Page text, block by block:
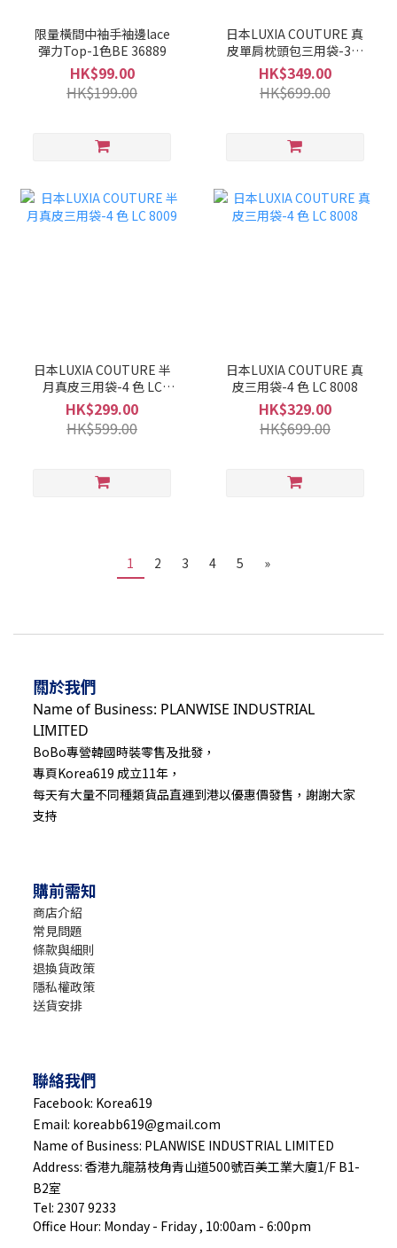
限量橫間中袖手袖邊lace
彈力Top-1色BE 36889
HK$99.00
HK$199.00
日本LUXIA COUTURE 真
皮單肩枕頭包三用袋-3色
LC 8010
HK$349.00
HK$699.00
日本LUXIA COUTURE 半
月真皮三用袋-4 色 LC
8009
HK$299.00
HK$599.00
日本LUXIA COUTURE 真
皮三用袋-4 色 LC 8008
HK$329.00
HK$699.00
1 2 3 4 5 »
關於我們
Name of Business: PLANWISE INDUSTRIAL
LIMITED
BoBo專營韓國時裝零售及批發，
專頁Korea619 成立11年，
每天有大量不同種類貨品直運到港以優惠價發售，謝謝大家
支持
購前需知
商店介紹
常見問題
條款與細則
退換貨政策
隱私權政策
送貨安排
聯絡我們
Facebook: Korea619
Email: koreabb619@gmail.com
Name of Business: PLANWISE INDUSTRIAL LIMITED
Address: 香港九龍茘枝角青山道500號百美工業大廈1/F B1-
B2室
Tel: 2307 9233
Office Hour: Monday - Friday , 10:00am - 6:00pm